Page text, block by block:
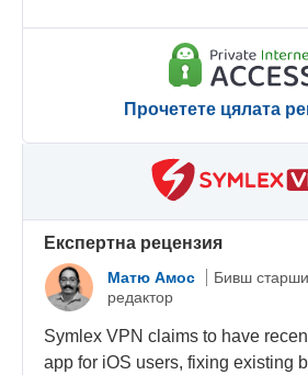
Прочетете цялата
Eкспертна рецензия
Матю Амос
Бивш старши
редактор
Symlex VPN claims to have
app for iOS users, fixing existing